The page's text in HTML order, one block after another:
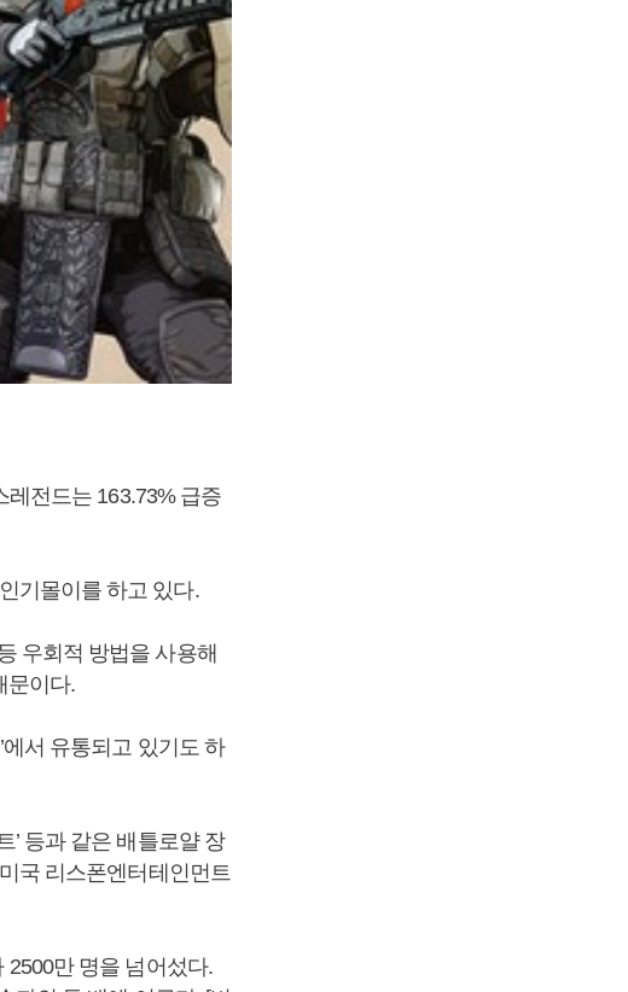
전드는 163.73% 급증
기몰이를 하고 있다.
우회적 방법을 사용해
문이다.
에서 유통되고 있기도 하
’ 등과 같은 배틀로얄 장
국 리스폰엔터테인먼트
만 명을 넘어섰다.